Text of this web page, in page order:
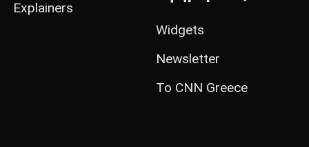
Explainers
Widgets
Newsletter
Το CNN Greece